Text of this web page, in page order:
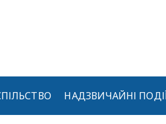
НАДЗВИЧАЙНІ